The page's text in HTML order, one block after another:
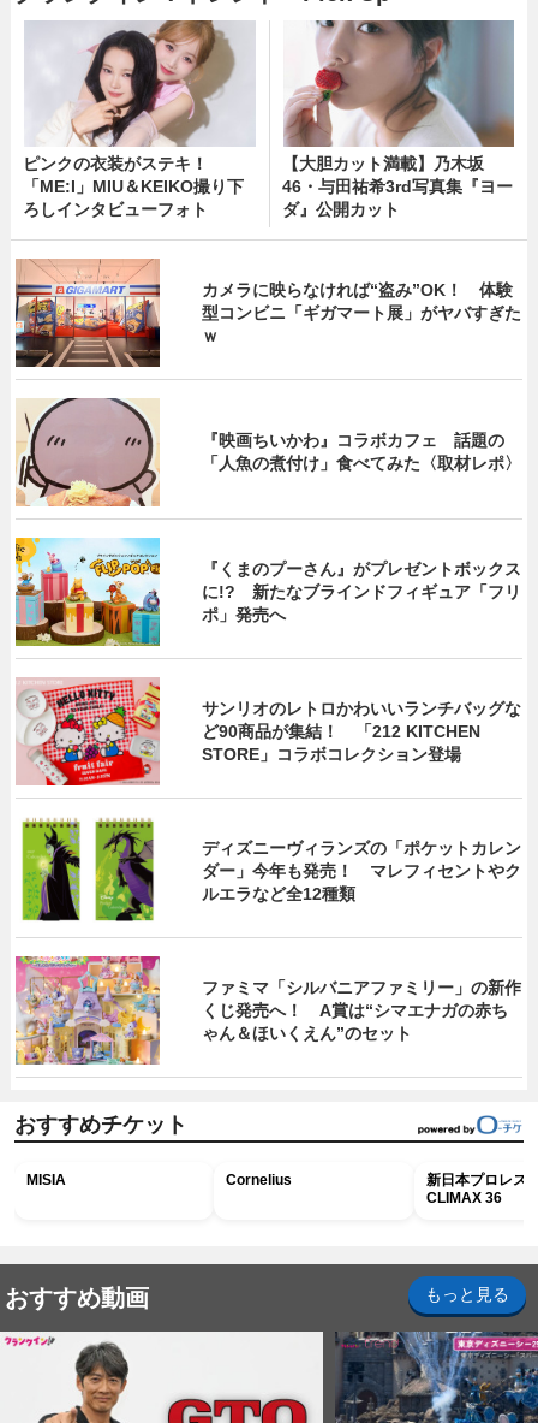
ピンクの衣装がステキ！
「ME:I」MIU＆KEIKO撮り下
ろしインタビューフォト
【大胆カット満載】乃木坂
46・与田祐希3rd写真集『ヨー
ダ』公開カット
カメラに映らなければ“盗み”OK！ 体験
型コンビニ「ギガマート展」がヤバすぎた
ｗ
『映画ちいかわ』コラボカフェ 話題の
「人魚の煮付け」食べてみた〈取材レポ〉
『くまのプーさん』がプレゼントボックス
に!? 新たなブラインドフィギュア「フリ
ポ」発売へ
サンリオのレトロかわいいランチバッグな
ど90商品が集結！ 「212 KITCHEN
STORE」コラボコレクション登場
ディズニーヴィランズの「ポケットカレン
ダー」今年も発売！ マレフィセントやク
ルエラなど全12種類
ファミマ「シルバニアファミリー」の新作
くじ発売へ！ A賞は“シマエナガの赤ち
ゃん＆ほいくえん”のセット
おすすめチケット
MISIA Cornelius
新日本プロレス
CLIMAX 36
おすすめ動画 もっと見る